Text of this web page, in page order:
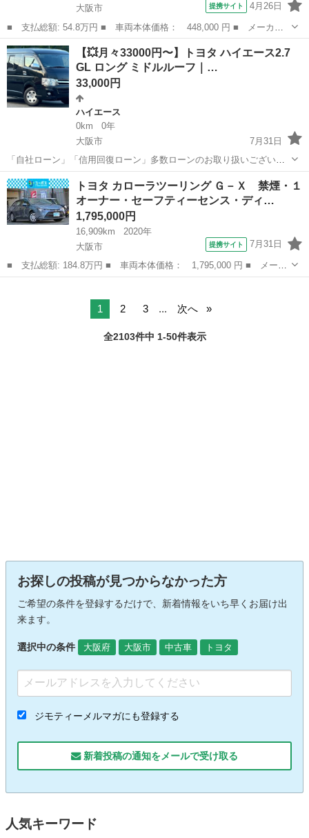
大阪市
提携サイト 4月26日
■ 支払総額: 54.8万円 ■ 車両本体価格： 448,000 円 ■ メーカー
名： トヨタ ■ 車種名： アクア ■ グレード名： Ｓ ナビ・Ｅ
ＴＣ ■ 排気量： 1500cc ■ ドア枚数： 5D ■ ミッション： ...
大阪 大阪市 アクア
【💥月々33000円〜】トヨタ ハイエース2.7
GL ロング ミドルルーフ｜…
33,000円
ハイエース
0km
0年
大阪市
7月31日
「自社ローン」「信用回復ローン」多数ローンのお取り扱いございま
す💡 ⚠当店へのお問い合わせ・審査・ご案内は、下記のLINEリンクか
らのみ受付しております⚠ 💬まずはLINE追加をしてご相談ください!!
ht...
大阪 大阪市 ハイエース
トヨタ カローラツーリング Ｇ－Ｘ 禁煙・１
オーナー・セーフティーセンス・ディ…
1,795,000円
16,909km
2020年
大阪市
提携サイト 7月31日
■ 支払総額: 184.8万円 ■ 車両本体価格： 1,795,000 円 ■ メーカ
ー名： トヨタ ■ 車種名： カローラツーリング ■ グレード
1 2 3 ... 次へ
全2103件中 1-50件表示
お探しの投稿が見つからなかった方
ご希望の条件を登録するだけで、新着情報をいち早くお届け出
来ます。
選択中の条件 大阪府 大阪市 中古車 トヨタ
ジモティーメルマガにも登録する
新着投稿の通知をメールで受け取る
人気キーワード